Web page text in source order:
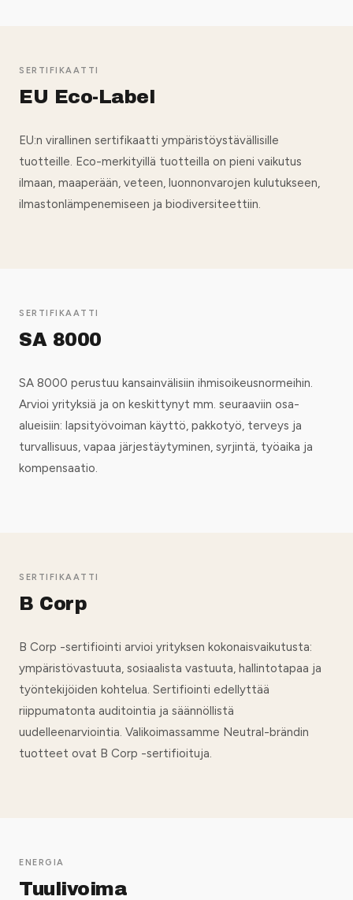
SERTIFIKAATTI
EU Eco-Label
EU:n virallinen sertifikaatti ympäristöystävällisille
tuotteille. Eco-merkityillä tuotteilla on pieni vaikutus
ilmaan, maaperään, veteen, luonnonvarojen kulutukseen,
ilmastonlämpenemiseen ja biodiversiteettiin.
SERTIFIKAATTI
SA 8000
SA 8000 perustuu kansainvälisiin ihmisoikeusnormeihin.
Arvioi yrityksiä ja on keskittynyt mm. seuraaviin osa-
alueisiin: lapsityövoiman käyttö, pakkotyö, terveys ja
turvallisuus, vapaa järjestäytyminen, syrjintä, työaika ja
kompensaatio.
SERTIFIKAATTI
B Corp
B Corp -sertifiointi arvioi yrityksen kokonaisvaikutusta:
ympäristövastuuta, sosiaalista vastuuta, hallintotapaa ja
työntekijöiden kohtelua. Sertifiointi edellyttää
riippumatonta auditointia ja säännöllistä
uudelleenarviointia. Valikoimassamme Neutral-brändin
tuotteet ovat B Corp -sertifioituja.
ENERGIA
Tuulivoima